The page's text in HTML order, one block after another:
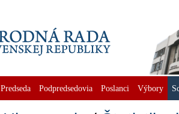
Predseda Podpredsedovia Poslanci Výbory